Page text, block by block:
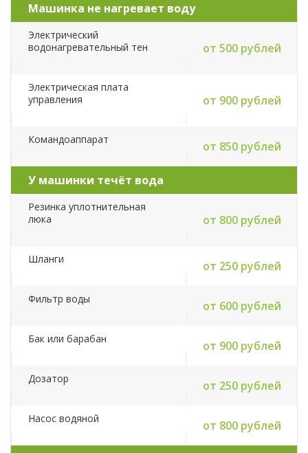
Машинка не нагревает воду
Электрический
водонагревательный тен
от 500 рублей
Электрическая плата
управления
от 900 рублей
Командоаппарат от 850 рублей
У машинки течёт вода
Резинка уплотнительная
люка
от 800 рублей
Шланги от 250 рублей
Фильтр воды от 600 рублей
Бак или барабан от 900 рублей
Дозатор от 250 рублей
Насос водяной от 800 рублей